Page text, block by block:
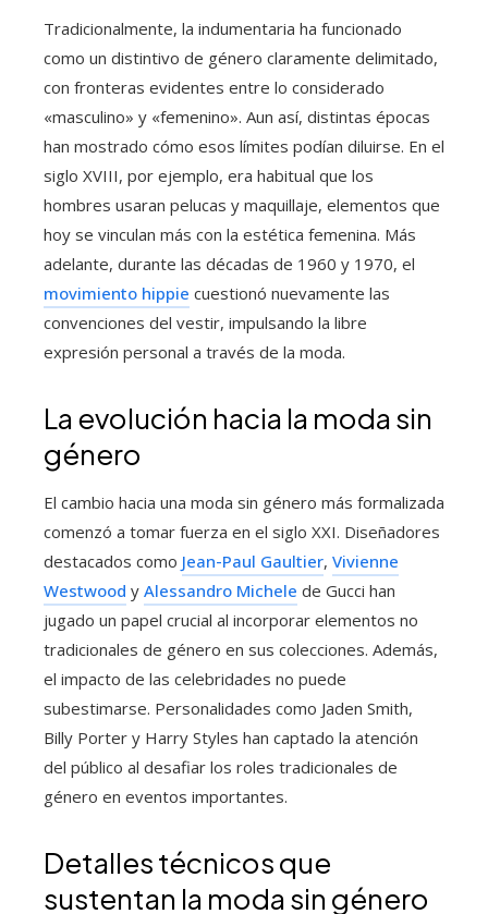
Tradicionalmente, la indumentaria ha funcionado
como un distintivo de género claramente delimitado,
con fronteras evidentes entre lo considerado
«masculino» y «femenino». Aun así, distintas épocas
han mostrado cómo esos límites podían diluirse. En el
siglo XVIII, por ejemplo, era habitual que los
hombres usaran pelucas y maquillaje, elementos que
hoy se vinculan más con la estética femenina. Más
adelante, durante las décadas de 1960 y 1970, el
movimiento hippie cuestionó nuevamente las
convenciones del vestir, impulsando la libre
expresión personal a través de la moda.
La evolución hacia la moda sin
género
El cambio hacia una moda sin género más formalizada
comenzó a tomar fuerza en el siglo XXI. Diseñadores
destacados como Jean-Paul Gaultier, Vivienne
Westwood y Alessandro Michele de Gucci han
jugado un papel crucial al incorporar elementos no
tradicionales de género en sus colecciones. Además,
el impacto de las celebridades no puede
subestimarse. Personalidades como Jaden Smith,
Billy Porter y Harry Styles han captado la atención
del público al desafiar los roles tradicionales de
género en eventos importantes.
Detalles técnicos que
sustentan la moda sin género